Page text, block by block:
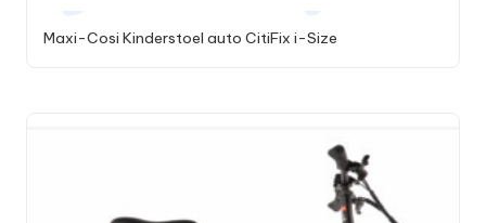
Maxi-Cosi Kinderstoel auto CitiFix i-Size